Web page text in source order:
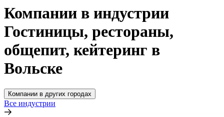
Компании в индустрии
Гостиницы, рестораны,
общепит, кейтеринг в
Вольске
Компании в других городах
Все индустрии